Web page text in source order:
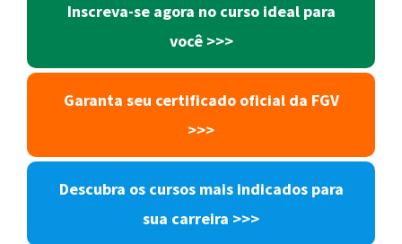
Inscreva-se agora no curso ideal para
você>>>
Garanta seu certificado oficial da FGV
>>>
Descubra os cursos mais indicados para
sua carreira >>>